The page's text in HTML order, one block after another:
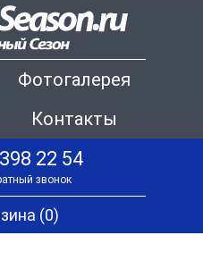
Фотогалерея
Контакты
22 54
звонок
(0)